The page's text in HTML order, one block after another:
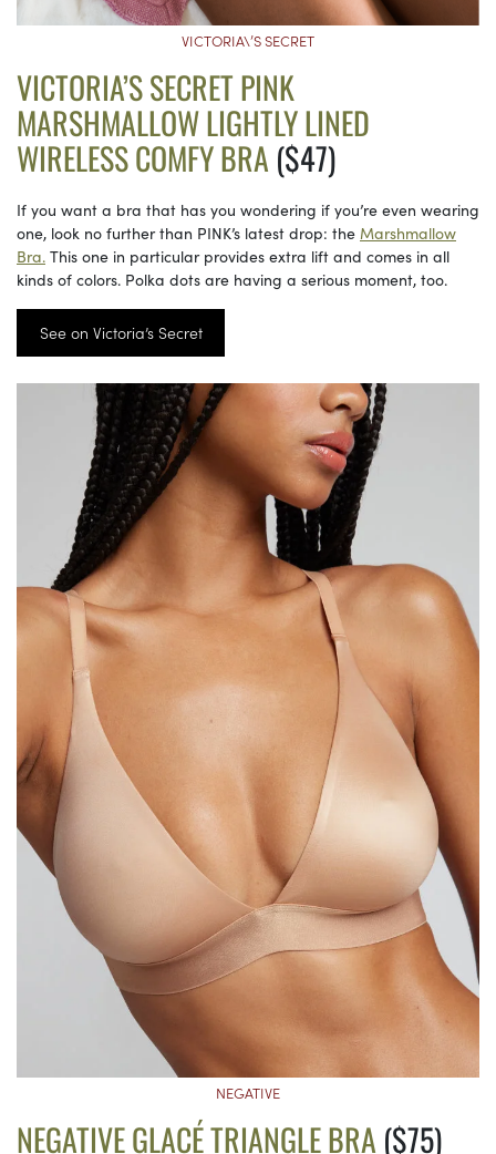
VICTORIA\’S SECRET
VICTORIA’S SECRET PINK
MARSHMALLOW LIGHTLY LINED
WIRELESS COMFY BRA ($47)
If you want a bra that has you wondering if you’re even wearing
one, look no further than PINK’s latest drop: the Marshmallow
Bra. This one in particular provides extra lift and comes in all
kinds of colors. Polka dots are having a serious moment, too.
See on Victoria’s Secret
NEGATIVE
NEGATIVE GLACÉ TRIANGLE BRA ($75)